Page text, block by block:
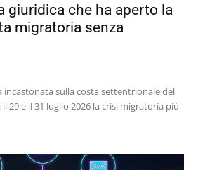
giuridica che ha aperto la
migratoria senza
incastonata sulla costa settentrionale del
29 e il 31 luglio 2026 la crisi migratoria più